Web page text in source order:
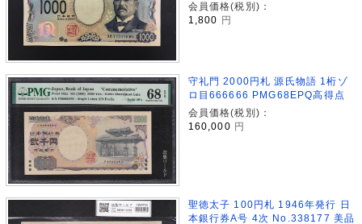
会員価格(税別)：
1,800
円
守礼門 2000円札 源氏物語 1桁ゾ
ロ目666666 PMG68EPQ高得点
会員価格(税別)：
160,000 円
聖徳太子 100円札 1946年発行 日
本銀行券A号 4次 No.338177 美品